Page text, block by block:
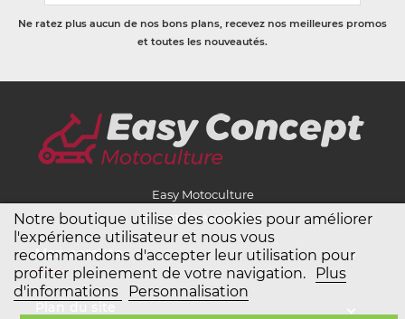
Notre boutique utilise des cookies pour améliorer
l'expérience utilisateur et nous vous
recommandons d'accepter leur utilisation pour
profiter pleinement de votre navigation.
Plus
d'informations
Personnalisation
Ne ratez plus aucun de nos bons plans, recevez nos meilleures promos
et toutes les nouveautés.
Easy Motoculture
BP7 21130 AUXONNE
Mon compte